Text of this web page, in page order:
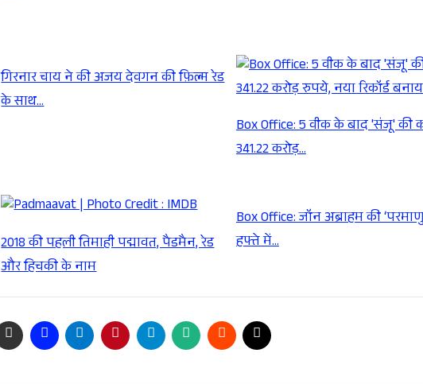
गिरनार चाय ने की अजय देवगन की फ़िल्म रेड
के साथ…
Box Office: 5 वीक के बाद 'संजू' की
341.22 करोड़…
2018 की पहली तिमाही पद्मावत, पैडमैन, रेड
और हिचकी के नाम
Box Office: जॉन अब्राहम की
हफ्ते में…